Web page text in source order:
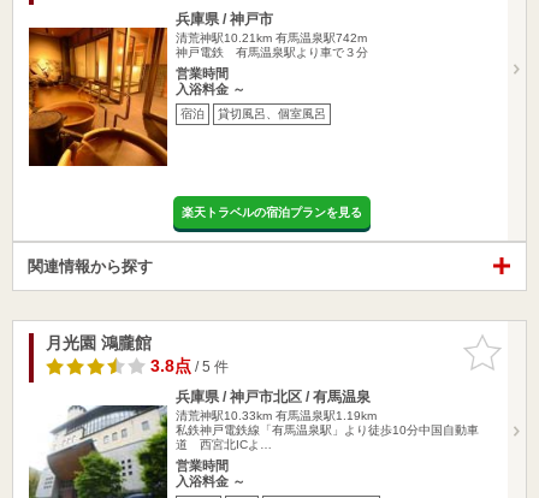
兵庫県 / 神戸市
清荒神駅10.21km 有馬温泉駅742m
神戸電鉄 有馬温泉駅より車で３分
営業時間
入浴料金 ～
宿泊 貸切風呂、個室風呂
楽天トラベルの宿泊プランを見る
関連情報から探す
お気に入
りに追加
月光園 鴻朧館
3.8点/ 5 件
兵庫県 / 神戸市北区 / 有馬温泉
清荒神駅10.33km 有馬温泉駅1.19km
私鉄神戸電鉄線「有馬温泉駅」より徒歩10分中国自動車
道 西宮北ICよ…
営業時間
入浴料金 ～